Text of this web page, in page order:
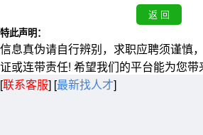
特此声明：
信息真伪请自行辨别，求职应聘须谨慎
证或连带责任! 希望我们的平台能为您带
[联系客服] [最新找人才]